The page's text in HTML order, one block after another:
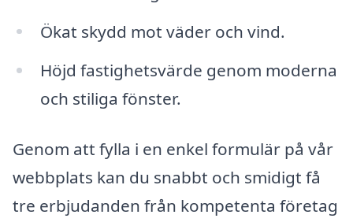
Ökat skydd mot väder och vind.
Höjd fastighetsvärde genom moderna
och stiliga fönster.
Genom att fylla i en enkel formulär på vår
webbplats kan du snabbt och smidigt få
tre erbjudanden från kompetenta företag